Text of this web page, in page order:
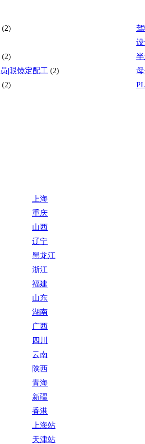
(2)
(2) 半
|眼镜定配工 (2) 母
(2)
上海
重庆
山西
辽宁
黑龙江
浙江
福建
山东
湖南
广西
四川
云南
陕西
青海
新疆
香港
上海站
天津站